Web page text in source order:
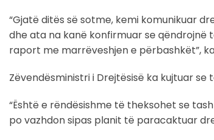
“Gjatë ditës së sotme, kemi komunikuar
dhe ata na kanë konfirmuar se
raport me marrëveshjen e përbashkët”,
Zëvendësministri i Drejtësisë ka kujtuar
“Është e rëndësishme të theksohet se
po vazhdon sipas planit të paracaktuar